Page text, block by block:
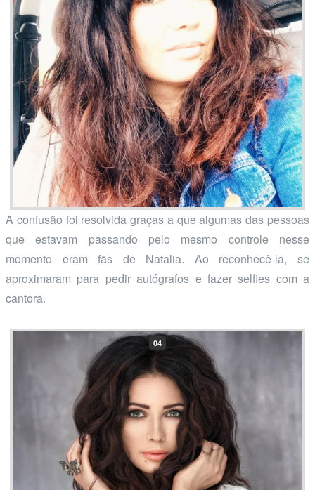
A confusão foi resolvida graças a que algumas das pessoas
que estavam passando pelo mesmo controle nesse
momento eram fãs de Natalia. Ao reconhecê-la, se
aproximaram para pedir autógrafos e fazer selfies com a
cantora.
04